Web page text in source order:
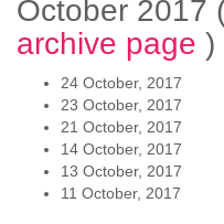
October 2017
archive page )
24 October, 2017
23 October, 2017
21 October, 2017
14 October, 2017
13 October, 2017
11 October, 2017